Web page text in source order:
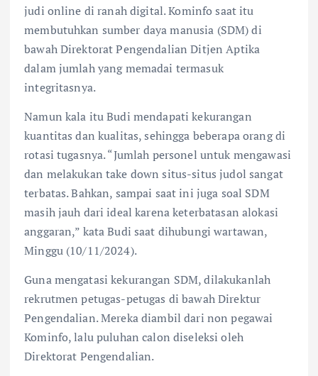
judi online di ranah digital. Kominfo saat itu
membutuhkan sumber daya manusia (SDM) di
bawah Direktorat Pengendalian Ditjen Aptika
dalam jumlah yang memadai termasuk
integritasnya.
Namun kala itu Budi mendapati kekurangan
kuantitas dan kualitas, sehingga beberapa orang di
rotasi tugasnya. “Jumlah personel untuk mengawasi
dan melakukan take down situs-situs judol sangat
terbatas. Bahkan, sampai saat ini juga soal SDM
masih jauh dari ideal karena keterbatasan alokasi
anggaran,” kata Budi saat dihubungi wartawan,
Minggu (10/11/2024).
Guna mengatasi kekurangan SDM, dilakukanlah
rekrutmen petugas-petugas di bawah Direktur
Pengendalian. Mereka diambil dari non pegawai
Kominfo, lalu puluhan calon diseleksi oleh
Direktorat Pengendalian.